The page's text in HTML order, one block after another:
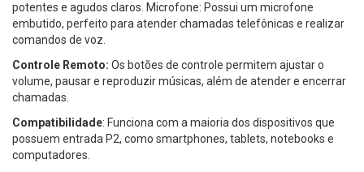
potentes e agudos claros. Microfone: Possui um microfone
embutido, perfeito para atender chamadas telefônicas e realizar
comandos de voz.
Controle Remoto: Os botões de controle permitem ajustar o
volume, pausar e reproduzir músicas, além de atender e encerrar
chamadas.
Compatibilidade: Funciona com a maioria dos dispositivos que
possuem entrada P2, como smartphones, tablets, notebooks e
computadores.